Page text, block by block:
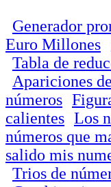
Generador
Euro Millones
Tabla de
Apariciones
números
calientes Los
números que
salido mis
Trios de